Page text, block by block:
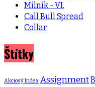
Milník - VI.
Call Bull Spread
Collar
Štítky
Akciový Index Assignment